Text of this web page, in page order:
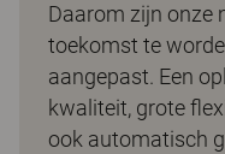
Daarom zijn onze
toekomst te
aangepast. Een
kwaliteit, grote
ook automatisch